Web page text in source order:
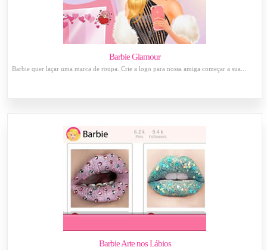
Barbie Glamour
Barbie quer laçar uma marca de roupa. Crie a logo para nossa amiga começar a sua...
Barbie Arte nos Lábios